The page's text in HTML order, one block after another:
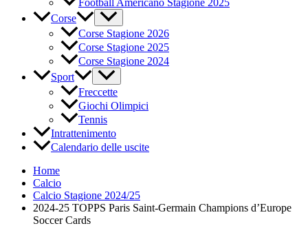
Football Americano Stagione 2025
Corse
Corse Stagione 2026
Corse Stagione 2025
Corse Stagione 2024
Sport
Freccette
Giochi Olimpici
Tennis
Intrattenimento
Calendario delle uscite
Home
Calcio
Calcio Stagione 2024/25
2024-25 TOPPS Paris Saint-Germain Champions d’Europe
Soccer Cards